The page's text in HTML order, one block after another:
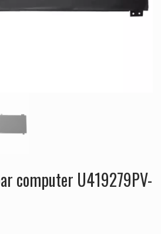
computer U419279PV-